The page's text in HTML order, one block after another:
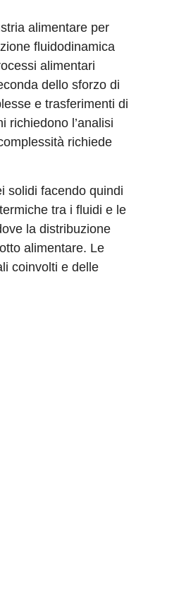
alimentare per
fluidodinamica
alimentari
dello sforzo di
e trasferimenti di
richiedono l’analisi
richiede
solidi facendo quindi
tra i fluidi e le
la distribuzione
alimentare. Le
coinvolti e delle